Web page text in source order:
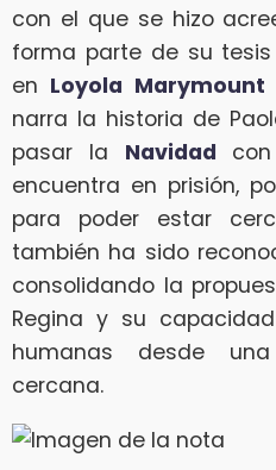
con el que se hizo
forma parte de su
en Loyola Marymount
narra la historia de
pasar la Navidad
encuentra en prisión,
para poder estar
también ha sido
consolidando la
Regina y su
humanas desde
cercana.